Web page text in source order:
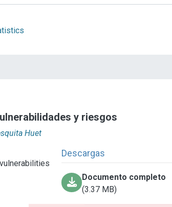
y riesgos
Huet
Descargas
Documento completo
(3.37 MB)